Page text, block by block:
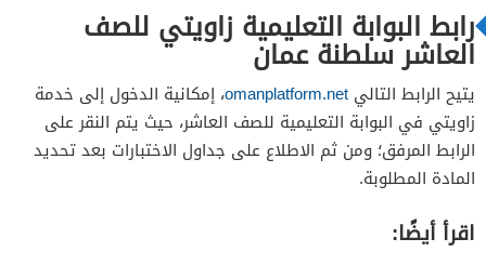
رابط البوابة التعليمية زاويتي للصف
العاشر سلطنة عمان
يتيح الرابط التالي omanplatform.net، إمكانية الدخول إلى خدمة
زاويتي في البوابة التعليمية للصف العاشر، حيث يتم النقر على
الرابط المرفق؛ ومن ثم الاطلاع على جداول الاختبارات بعد تحديد
المادة المطلوبة.
اقرأ أيضًا: